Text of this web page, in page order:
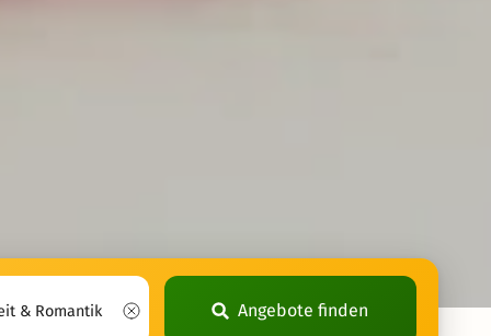
Angebote finden